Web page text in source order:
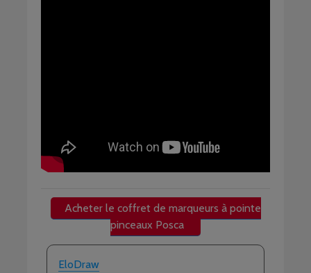
Acheter le coffret de marqueurs à pointe
pinceaux Posca
EloDraw